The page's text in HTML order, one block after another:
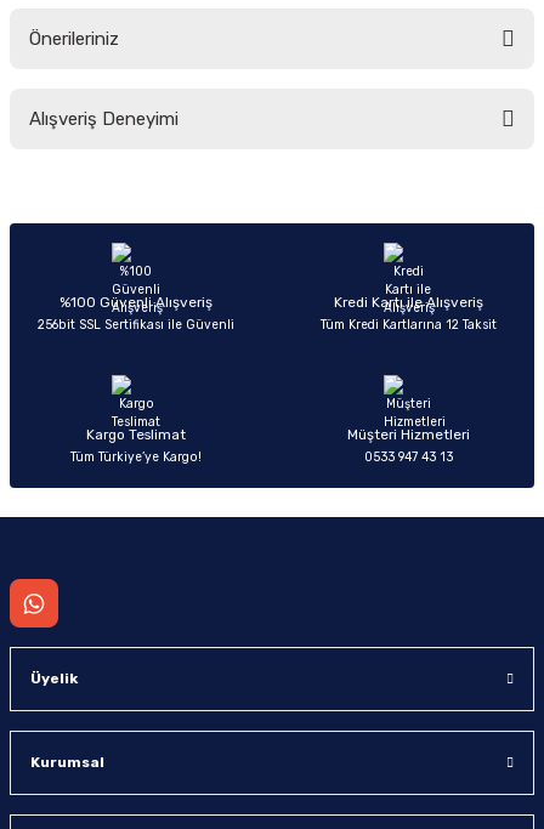
Önerileriniz
yetersiz gördüğünüz noktaları öneri formunu kullanarak tarafımıza
Ürün açıklamasında eksik bilgiler bulunuyor.
Ürün bilgilerinde hatalar bulunuyor.
Ürün fiyatı diğer sitelerden daha pahalı.
Alışveriş Deneyimi
Sitemize ilk yorumu siz yapın!
%100 Güvenli Alışveriş
256bit SSL Sertifikası ile Güvenli
Kredi Kartı ile Alışveriş
Tüm Kredi Kartlarına 12 Taksit
Kargo Teslimat
Tüm Türkiye’ye Kargo!
Müşteri Hizmetleri
0533 947 43 13
Üyelik
Kurumsal